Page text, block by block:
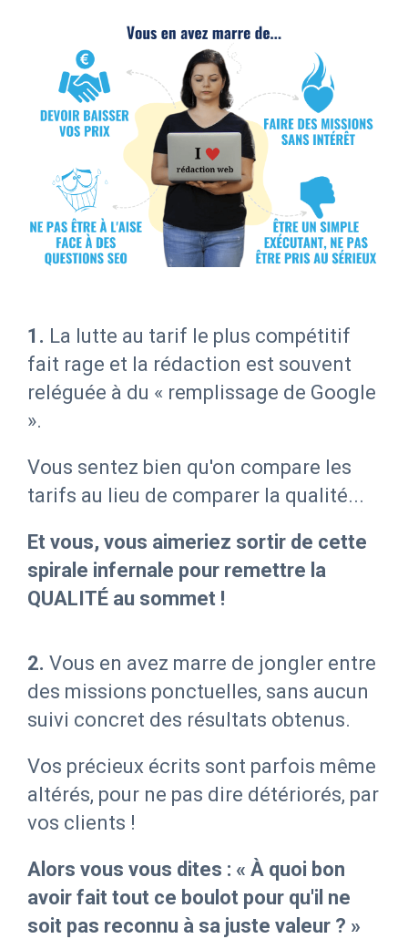
1. La lutte au tarif le plus compétitif
fait rage et la rédaction est souvent
reléguée à du « remplissage de Google
».
Vous sentez bien qu'on compare les
tarifs au lieu de comparer la qualité...
Et vous, vous aimeriez sortir de cette
spirale infernale pour remettre la
QUALITÉ au sommet !
2. Vous en avez marre de jongler entre
des missions ponctuelles, sans aucun
suivi concret des résultats obtenus.
Vos précieux écrits sont parfois même
altérés, pour ne pas dire détériorés, par
vos clients !
Alors vous vous dites : « À quoi bon
avoir fait tout ce boulot pour qu'il ne
soit pas reconnu à sa juste valeur ? »